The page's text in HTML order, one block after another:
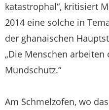
katastrophal“, kritisiert
2014 eine solche in
der ghanaischen
„Die Menschen
Mundschutz.“
Am Schmelzofen, wo